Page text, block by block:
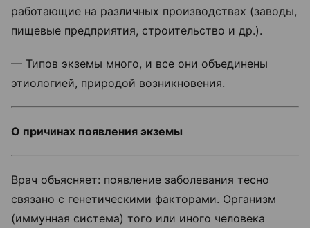
работающие на различных производствах (заводы,
пищевые предприятия, строительство и др.).
— Типов экземы много, и все они объединены
этиологией, природой возникновения.
О причинах появления экземы
Врач объясняет: появление заболевания тесно
связано с генетическими факторами. Организм
(иммунная система) того или иного человека